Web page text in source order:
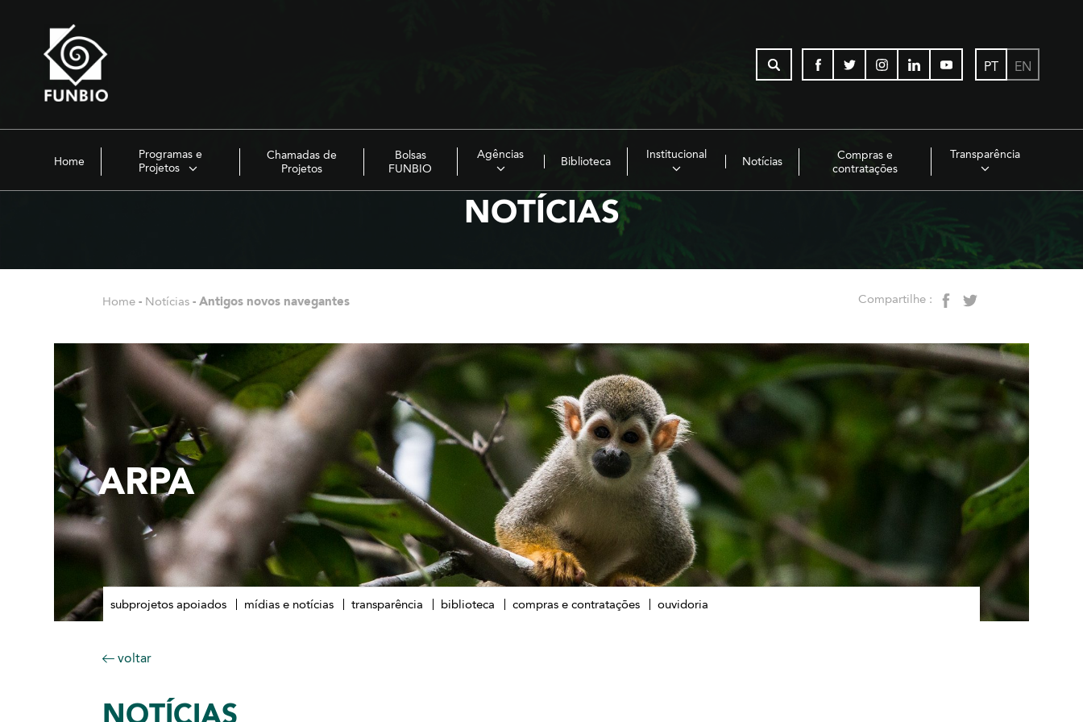
PT EN
Home
Programas e
Projetos
Chamadas de
Projetos
Bolsas
FUNBIO
Agências
Biblioteca
Institucional
Notícias
Compras e
contratações
Transparência
NOTÍCIAS
Home - Notícias - Antigos novos navegantes Compartilhe :
ARPA
subprojetos apoiados mídias e notícias transparência biblioteca compras e contratações ouvidoria
voltar
NOTÍCIAS